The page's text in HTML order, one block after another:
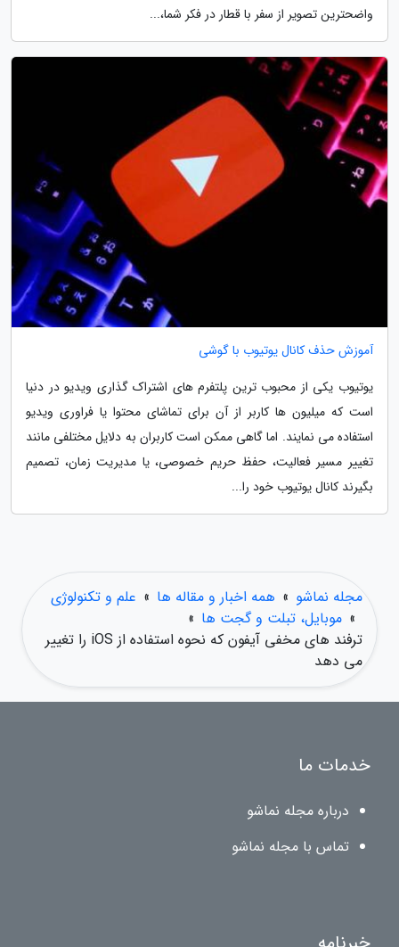
واضحترین تصویر از سفر با قطار در فکر شما،...
آموزش حذف کانال یوتیوب با گوشی
یوتیوب یکی از محبوب ترین پلتفرم های اشتراک گذاری ویدیو در دنیا
است که میلیون ها کاربر از آن برای تماشای محتوا یا فراوری ویدیو
استفاده می نمایند. اما گاهی ممکن است کاربران به دلایل مختلفی مانند
تغییر مسیر فعالیت، حفظ حریم خصوصی، یا مدیریت زمان، تصمیم
بگیرند کانال یوتیوب خود را...
مجله نماشو » همه اخبار و مقاله ها » علم و تکنولوژی
» موبایل، تبلت و گجت ها »
ترفند های مخفی آیفون که نحوه استفاده از iOS را تغییر
می دهد
خدمات ما
درباره مجله نماشو
تماس با مجله نماشو